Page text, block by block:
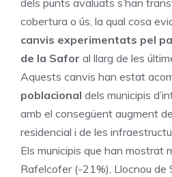
dels punts avaluats s’han
cobertura o ús, la qual cosa
canvis experimentats pel
de la Safor al llarg de les
Aquests canvis han estat
poblacional dels municipis
amb el consegüent augment
residencial i de les
Els municipis que han mostrat
Rafelcofer (-21%), Llocnou de